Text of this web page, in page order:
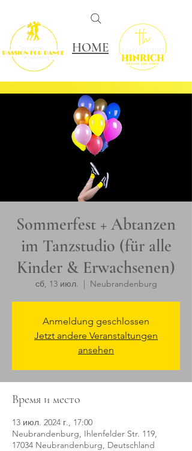
HOME
Sommerfest + Abtanzen
im Tanzstudio (für alle
Kinder & Erwachsenen)
сб, 13 июл.
  |
Neubrandenburg
Anmeldung geschlossen
Jetzt andere Veranstaltungen
ansehen
Время и место
13 июл. 2024 г., 17:00
Neubrandenburg, Ihlenfelder Str. 119,
17034 Neubrandenburg, Deutschland